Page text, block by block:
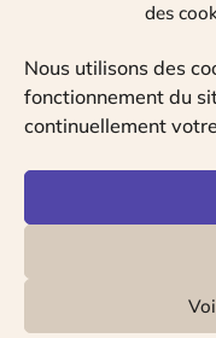
des
Nous utilisons des
fonctionnement du
continuellement